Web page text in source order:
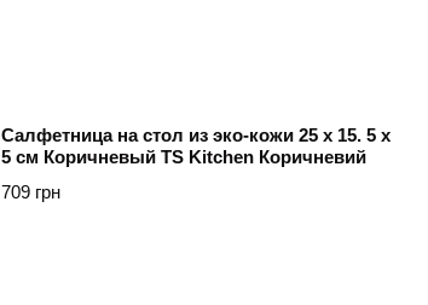
Салфетница на стол из эко-кожи 25 х 15. 5 х
5 см Коричневый TS Kitchen Коричневий
709 грн